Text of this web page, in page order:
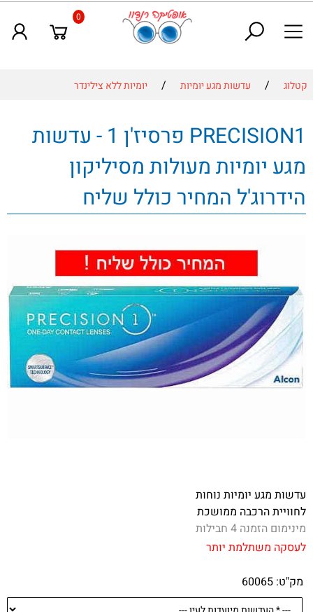
0
קטלוג / עדשות מגע יומיות / יומיות ללא צילינדר
PRECISION1 פרסיז'ן 1 - עדשות
מגע יומיות מעולות מסיליקון
הידרוג'ל המחיר כולל שליח
עדשות מגע יומיות נוחות
לחוויית הרכבה ממושכת
מינימום הזמנה 4 חבילות
לעסקה משתלמת יותר
מק"ט: 60065